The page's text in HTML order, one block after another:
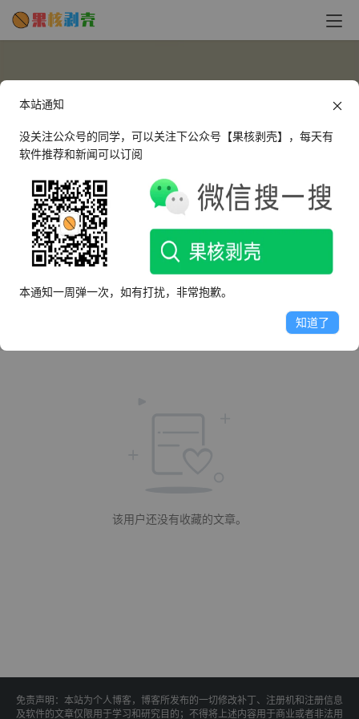
2475146302
这个人很懒，什么都没有留下～
该用户还没有收藏的文章。
免责声明：本站为个人博客，博客所发布的一切修改补丁、注册机和注册信息
及软件的文章仅限用于学习和研究目的；不得将上述内容用于商业或者非法用
本站通知
没关注公众号的同学，可以关注下公众号【果核剥壳】，每天有
软件推荐和新闻可以订阅
本通知一周弹一次，如有打扰，非常抱歉。
知道了